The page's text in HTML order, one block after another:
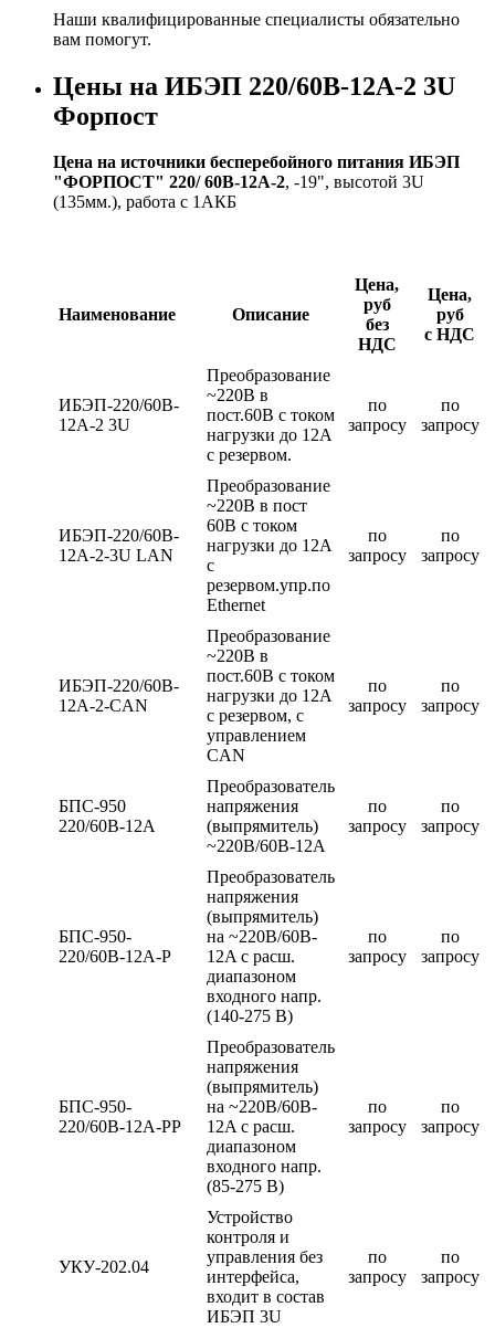
Наши квалифицированные специалисты обязательно
вам помогут.
Цены на ИБЭП 220/60B-12A-2 3U
Форпост
Цена на источники бесперебойного питания ИБЭП
"ФОРПОСТ" 220/ 60В-12А-2, -19", высотой 3U
(135мм.), работа с 1АКБ
Наименование Описание
Цена,
руб
без
НДС
Цена,
руб
с НДС
ИБЭП-220/60B-
12A-2 3U
Преобразование
~220В в
пост.60В с током
нагрузки до 12А
c резервом.
по
запросу
по
запросу
ИБЭП-220/60B-
12A-2-3U LAN
Преобразование
~220В в пост
60В с током
нагрузки до 12А
c
резервом.упр.по
Ethernet
по
запросу
по
запросу
ИБЭП-220/60B-
12A-2-CAN
Преобразование
~220В в
пост.60В с током
нагрузки до 12А
c резервом, с
управлением
CAN
по
запросу
по
запросу
БПС-950
220/60В-12А
Преобразователь
напряжения
(выпрямитель)
~220В/60B-12A
по
запросу
по
запросу
БПС-950-
220/60В-12А-Р
Преобразователь
напряжения
(выпрямитель)
на ~220В/60B-
12A с расш.
диапазоном
входного напр.
(140-275 В)
по
запросу
по
запросу
БПС-950-
220/60В-12А-PP
Преобразователь
напряжения
(выпрямитель)
на ~220В/60B-
12A c расш.
диапазоном
входного напр.
(85-275 В)
по
запросу
по
запросу
УКУ-202.04
Устройство
контроля и
управления без
интерфейса,
входит в состав
ИБЭП 3U
по
запросу
по
запросу